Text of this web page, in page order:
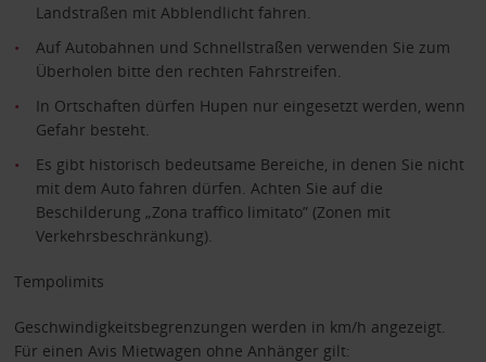
Landstraßen mit Abblendlicht fahren.
Auf Autobahnen und Schnellstraßen verwenden Sie zum
Überholen bitte den rechten Fahrstreifen.
In Ortschaften dürfen Hupen nur eingesetzt werden, wenn
Gefahr besteht.
Es gibt historisch bedeutsame Bereiche, in denen Sie nicht
mit dem Auto fahren dürfen. Achten Sie auf die
Beschilderung „Zona traffico limitato” (Zonen mit
Verkehrsbeschränkung).
Tempolimits
Geschwindigkeitsbegrenzungen werden in km/h angezeigt.
Für einen Avis Mietwagen ohne Anhänger gilt: